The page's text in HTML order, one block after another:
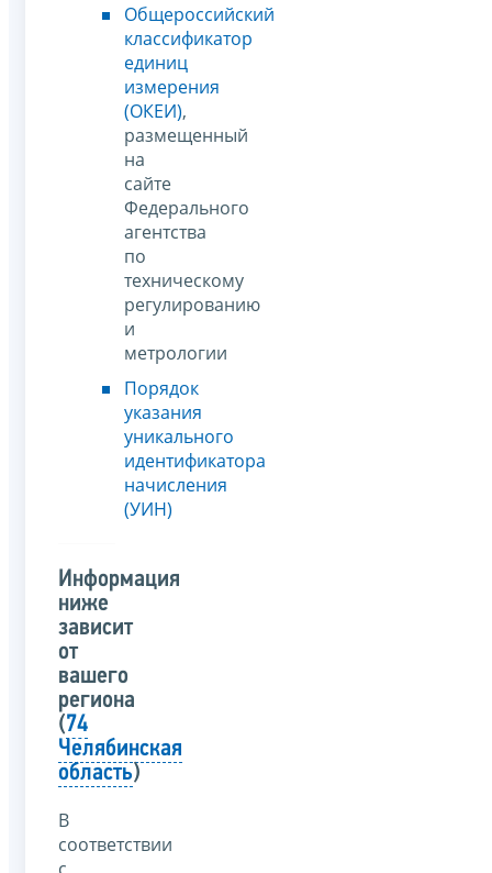
Общероссийский
классификатор
единиц
измерения
(ОКЕИ),
размещенный
на
сайте
Федерального
агентства
по
техническому
регулированию
и
метрологии
Порядок
указания
уникального
идентификатора
начисления
(УИН)
Информация
ниже
зависит
от
вашего
региона
(74
Челябинская
область)
В
соответствии